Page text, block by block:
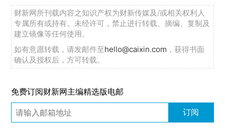
财新网所刊载内容之知识产权为财新传媒及/或相关权利人
专属所有或持有。未经许可，禁止进行转载、摘编、复制及
建立镜像等任何使用。
如有意愿转载，请发邮件至hello@caixin.com ，获得书面
确认及授权后，方可转载。
免费订阅财新网主编精选版电邮
订阅